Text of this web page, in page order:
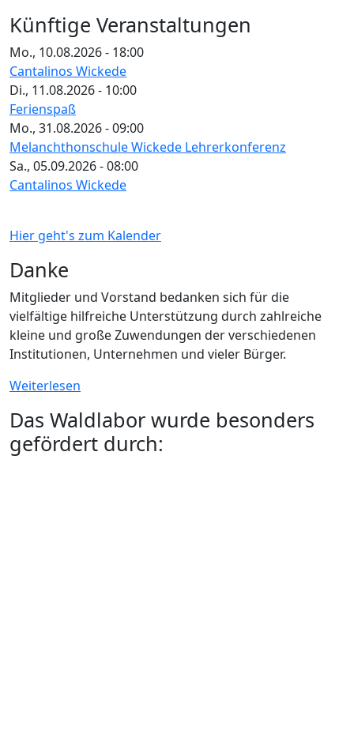
Künftige Veranstaltungen
Mo., 10.08.2026 - 18:00
Cantalinos Wickede
Di., 11.08.2026 - 10:00
Ferienspaß
Mo., 31.08.2026 - 09:00
Melanchthonschule Wickede Lehrerkonferenz
Sa., 05.09.2026 - 08:00
Cantalinos Wickede
Hier geht's zum Kalender
Danke
Mitglieder und Vorstand bedanken sich für die
vielfältige hilfreiche Unterstützung durch zahlreiche
kleine und große Zuwendungen der verschiedenen
Institutionen, Unternehmen und vieler Bürger.
Weiterlesen
Das Waldlabor wurde besonders
gefördert durch: